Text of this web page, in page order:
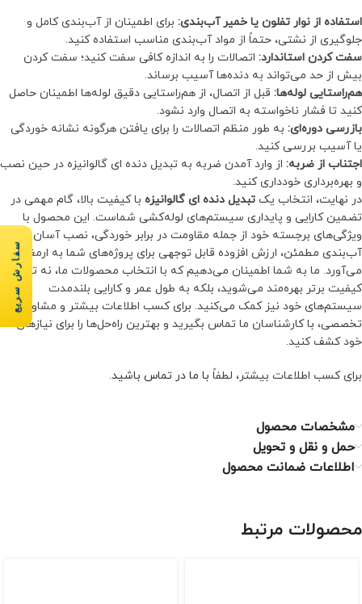
استفاده از نوار تفلون یا خمیر آب‌بندی: برای اطمینان از آب‌بندی کامل و
جلوگیری از نشتی، حتماً از مواد آب‌بندی مناسب استفاده کنید.
سفت کردن استاندارد: اتصالات را به اندازه کافی سفت کنید؛ سفت کردن
بیش از حد می‌تواند به دنده‌ها آسیب برساند.
هم‌راستایی لوله‌ها: قبل از اتصال، از هم‌راستایی دقیق لوله‌ها اطمینان حاصل
کنید تا فشار ناخواسته به اتصال وارد نشود.
بازرسی دوره‌ای: به طور منظم اتصالات را برای یافتن هرگونه نشانه خوردگی
یا آسیب بررسی کنید.
اجتناب از ضربه: از وارد آمدن ضربه به تبدیل دنده ای گالوانیزه در حین نصب
و بهره‌برداری خودداری کنید.
در نهایت، انتخاب یک تبدیل دنده ای گالوانیزه با کیفیت بالا، گام مهمی در
تضمین کارایی و پایداری سیستم‌های لوله‌کشی شماست. این محصول با
ویژگی‌های برجسته خود از جمله مقاومت در برابر خوردگی، نصب آسان و
آب‌بندی مطمئن، ارزش افزوده قابل توجهی برای پروژه‌های شما به ارمغان
می‌آورد. ما به شما اطمینان می‌دهیم که با انتخاب محصولات ما، نه تنها از
کیفیت برتر بهره‌مند می‌شوید، بلکه به طول عمر و کارایی بلندمدت
سیستم‌های خود نیز کمک می‌کنید. برای کسب اطلاعات بیشتر و مشاوره
تخصصی، با کارشناسان ما تماس بگیرید و بهترین راه‌حل‌ها را برای نیازهای
خود کشف کنید.
برای کسب اطلاعات بیشتر، لطفاً با ما در تماس باشید.
مشخصات محصول
حمل و نقل و تحویل
اطلاعات ضمانت محصول
محصولات مرتبط
سفارش سریع